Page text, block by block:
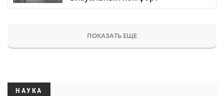
ПОКАЗАТЬ ЕЩЕ
НАУКА